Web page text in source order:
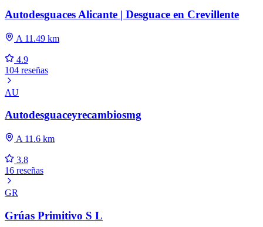
Autodesguaces Alicante | Desguace en Crevillente
A 11.49 km
4.9
104 reseñas
AU
Autodesguaceyrecambiosmg
A 11.6 km
3.8
16 reseñas
GR
Grúas Primitivo S L